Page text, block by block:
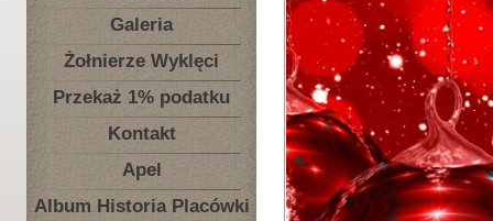
Galeria
Żołnierze Wyklęci
Przekaż 1% podatku
Kontakt
Apel
Album Historia Placówki